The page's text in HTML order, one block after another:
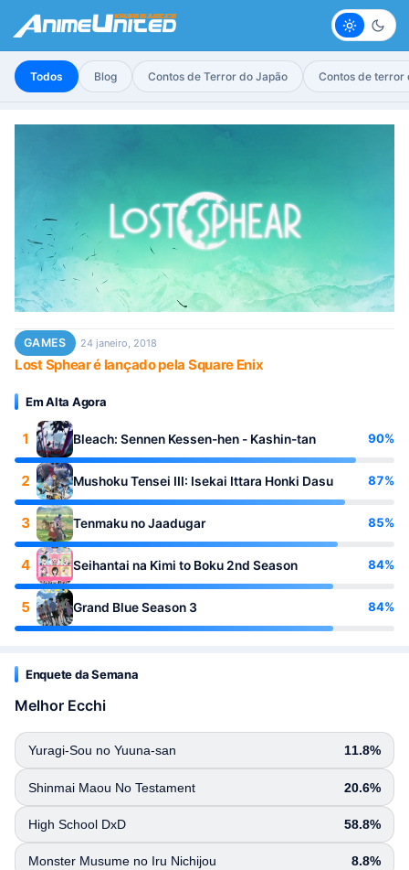
Claro
Todos Blog Contos de Terror do Japão Contos de terror
GAMES 24 janeiro, 2018
Lost Sphear é lançado pela Square Enix
Em Alta Agora
1 Bleach: Sennen Kessen-hen - Kashin-tan 90%
2 Mushoku Tensei III: Isekai Ittara Honki Dasu 87%
3 Tenmaku no Jaadugar 85%
4 Seihantai na Kimi to Boku 2nd Season 84%
5 Grand Blue Season 3 84%
Enquete da Semana
Melhor Ecchi
Yuragi-Sou no Yuuna-san 11.8%
Shinmai Maou No Testament 20.6%
High School DxD 58.8%
Monster Musume no Iru Nichijou 8.8%